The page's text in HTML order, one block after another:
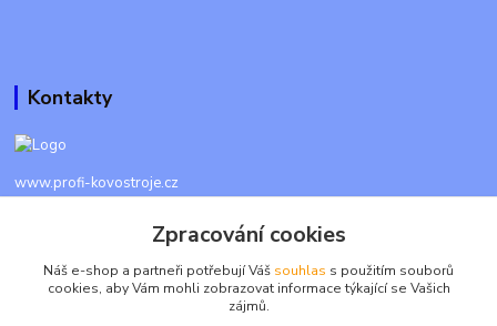
Kontakty
www.profi-kovostroje.cz
+420 605 017 866
Každý den 8 - 20 hod - SMS kdykoliv
Zpracování cookies
Náš e-shop a partneři potřebují Váš souhlas s použitím souborů
cookies, aby Vám mohli zobrazovat informace týkající se Vašich
zájmů.